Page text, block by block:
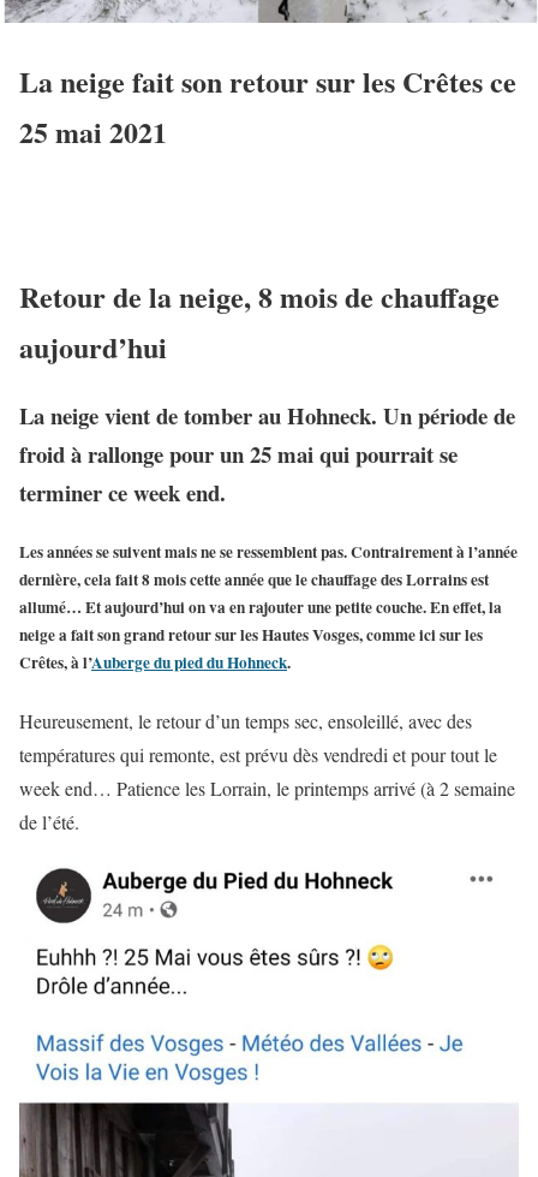
La neige fait son retour sur les Crêtes ce
25 mai 2021
Retour de la neige, 8 mois de chauffage
aujourd’hui
La neige vient de tomber au Hohneck. Un période de
froid à rallonge pour un 25 mai qui pourrait se
terminer ce week end.
Les années se suivent mais ne se ressemblent pas. Contrairement à l’année
dernière, cela fait 8 mois cette année que le chauffage des Lorrains est
allumé… Et aujourd’hui on va en rajouter une petite couche. En effet, la
neige a fait son grand retour sur les Hautes Vosges, comme ici sur les
Crêtes, à l’Auberge du pied du Hohneck.
Heureusement, le retour d’un temps sec, ensoleillé, avec des
températures qui remonte, est prévu dès vendredi et pour tout le
week end… Patience les Lorrain, le printemps arrivé (à 2 semaine
de l’été.